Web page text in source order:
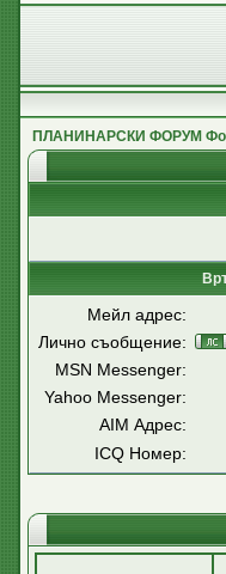
ПЛАНИНАРСКИ ФОРУМ
Мейл адрес:
Лично съобщение:
MSN Messenger:
Yahoo Messenger:
AIM Адрес:
ICQ Номер: